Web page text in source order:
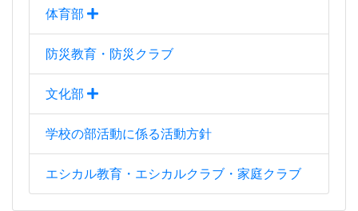
体育部
防災教育・防災クラブ
文化部
学校の部活動に係る活動方針
エシカル教育・エシカルクラブ・家庭クラブ